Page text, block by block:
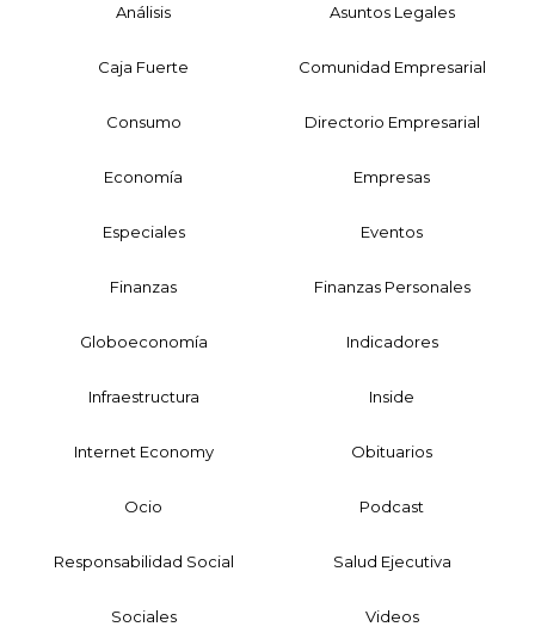
Análisis Asuntos Legales
Caja Fuerte Comunidad Empresarial
Consumo Directorio Empresarial
Economía Empresas
Especiales Eventos
Finanzas Finanzas Personales
Globoeconomía Indicadores
Infraestructura Inside
Internet Economy Obituarios
Ocio Podcast
Responsabilidad Social Salud Ejecutiva
Sociales Videos